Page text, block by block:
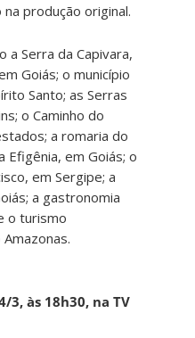
produção original.
Serra da Capivara,
Goiás; o município
Santo; as Serras
o Caminho do
a romaria do
Efigênia, em Goiás; o
em Sergipe; a
a gastronomia
o turismo
3, às 18h30, na TV